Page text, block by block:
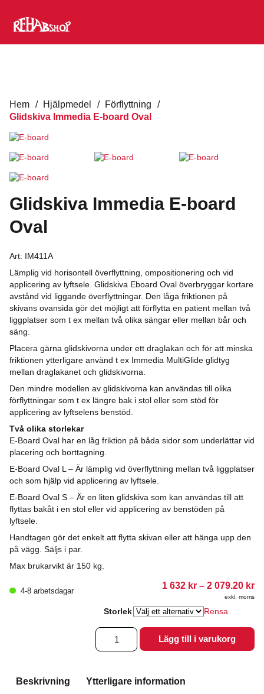
Hem / Hjälpmedel / Förflyttning
/
Glidskiva Immedia E-board Oval
Glidskiva Immedia E-board
Oval
Art: IM411A
Lämplig vid horisontell överflyttning, ompositionering och vid
applicering av lyftsele. Glidskiva Eboard Oval överbryggar kortare
avstånd vid liggande överflyttningar. Den låga friktionen på
skivans ovansida gör det möjligt att förflytta en patient mellan två
liggplatser som t ex mellan två olika sängar eller mellan bår och
säng.
Placera gärna glidskivorna under ett draglakan och för att minska
friktionen ytterligare använd t ex Immedia MultiGlide glidtyg
mellan draglakanet och glidskivorna.
Den mindre modellen av glidskivorna kan användas till olika
förflyttningar som t ex längre bak i stol eller som stöd för
applicering av lyftselens benstöd.
Två olika storlekar
E-Board Oval har en låg friktion på båda sidor som underlättar vid
placering och borttagning.
E-Board Oval L – Är lämplig vid överflyttning ­mellan två liggplatser
och som hjälp vid ­applicering av lyftsele.
E-Board Oval S – Är en liten glidskiva som kan användas till att
flyttas bakåt i en stol eller vid applicering av benstöden på
lyftsele.
Handtagen gör det enkelt att flytta skivan eller att hänga upp den
på vägg. Säljs i par.
Max brukarvikt är 150 kg.
4-8 arbetsdagar
1 632 kr – 2 079.20 kr
1
exkl. moms
Storlek Rensa
Glidskiva
Immedia
E-
Oval
mängd
Lägg till i varukorg
Beskrivning Ytterligare information